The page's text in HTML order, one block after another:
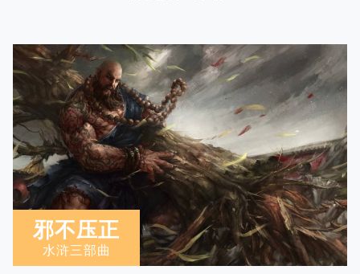
邪不压正
水浒三部曲